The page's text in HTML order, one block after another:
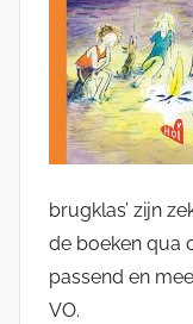
brugklas’ zijn
de boeken qua
passend en
VO.